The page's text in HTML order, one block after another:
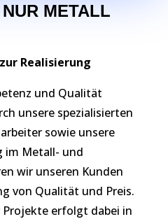
METALL
Realisierung
und Qualität
unsere spezialisierten
sowie unsere
im Metall- und
wir unseren Kunden
von Qualität und Preis.
Projekte erfolgt dabei in